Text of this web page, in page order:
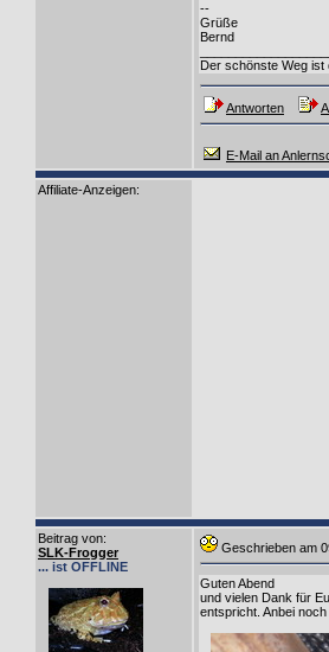
--
Grüße
Bernd
Der schönste Weg ist
Antworten
E-Mail an
Affiliate-Anzeigen:
Beitrag von:
SLK-Frogger
... ist OFFLINE
Geschrieben am
Guten Abend
und vielen Dank für
entspricht. Anbei